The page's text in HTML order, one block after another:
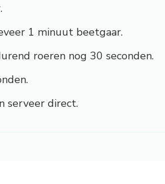
1 minuut beetgaar.
roeren nog 30 seconden.
serveer direct.